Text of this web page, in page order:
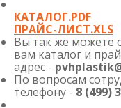
КАТАЛОГ.PDF
ПРАЙС-ЛИСТ.XLS
Вы так же можете
вам каталог и
адрес -
По вопросам
телефону - 8 (499)